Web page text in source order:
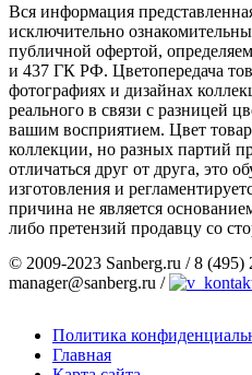
Вся информация
исключительно
публичной офертой,
и 437 ГК РФ. Цветопередача
фотографиях и дизайнах
реального в связи с разницей
вашим восприятием. Цвет
коллекции, но разных партий
отличаться друг от друга, это
изготовления и
причина не является
либо претензий продавцу со
© 2009-2023 Sanberg.ru / 8 (495)
manager@sanberg.ru /
Политика
Главная